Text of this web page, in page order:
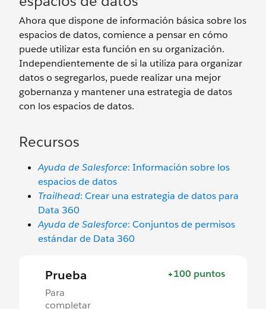
Ahora que dispone de información básica sobre los
espacios de datos, comience a pensar en cómo
puede utilizar esta función en su organización.
Independientemente de si la utiliza para organizar
datos o segregarlos, puede realizar una mejor
gobernanza y mantener una estrategia de datos
con los espacios de datos.
Recursos
Ayuda de Salesforce: Información sobre los
espacios de datos
Trailhead: Crear una estrategia de datos para
Data 360
Ayuda de Salesforce: Conjuntos de permisos
estándar de Data 360